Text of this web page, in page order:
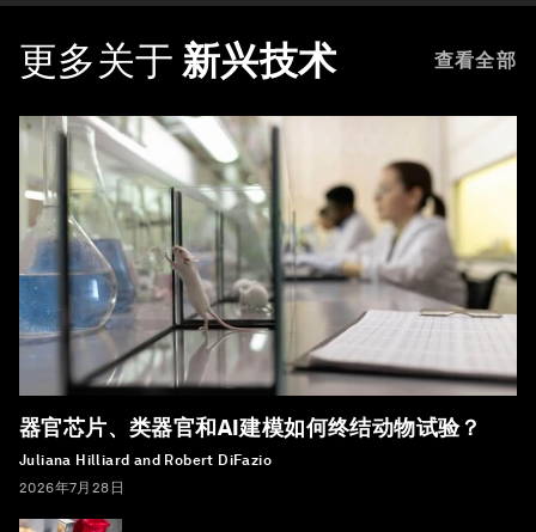
更多关于 新兴技术 查看全部
器官芯片、类器官和AI建模如何终结动物试验？
Juliana Hilliard and Robert DiFazio
2026年7月28日